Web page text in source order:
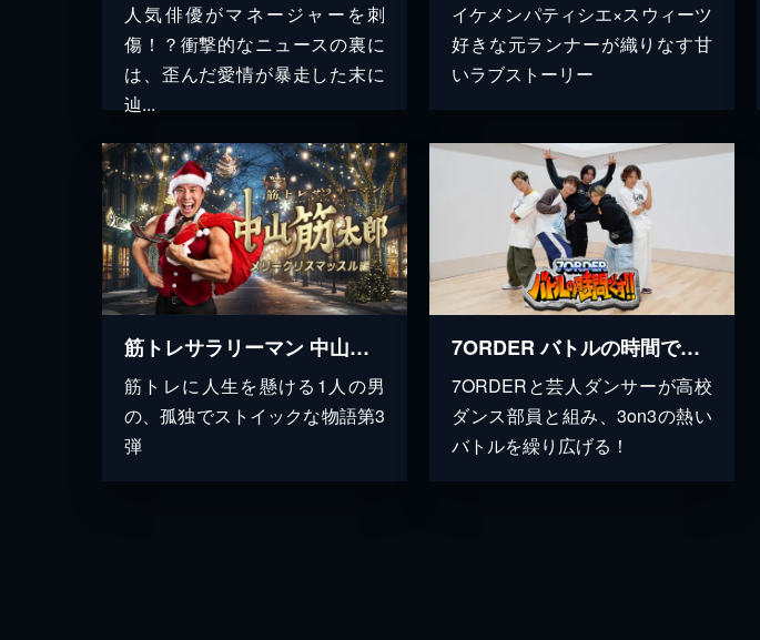
人気俳優がマネージャーを刺
傷！？衝撃的なニュースの裏に
は、歪んだ愛情が暴走した末に
辿...
イケメンパティシエ×スウィーツ
好きな元ランナーが織りなす甘
いラブストーリー
筋トレサラリーマン 中山筋太郎 ～メリークリスマッスル編～
筋トレに人生を懸ける1人の男
の、孤独でストイックな物語第3
弾
7ORDER バトルの時間です!!
7ORDERと芸人ダンサーが高校
ダンス部員と組み、3on3の熱い
バトルを繰り広げる！